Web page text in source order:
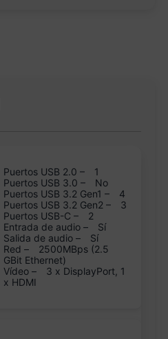
Puertos USB 2.0 –
1
Puertos USB 3.0 –
No
Puertos USB 3.2 Gen1 –
4
Puertos USB 3.2 Gen2 –
3
Puertos USB-C –
2
Entrada de audio –
Sí
Salida de audio –
Sí
Red –
2500MBps (2.5
GBit Ethernet)
Vídeo –
3 x DisplayPort, 1
x HDMI